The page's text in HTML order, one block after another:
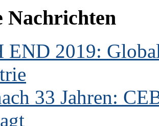
Nachrichten
END 2019:
33 Jahren: